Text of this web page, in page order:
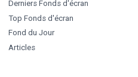
Derniers Fonds d'écran
Top Fonds d'écran
Fond du Jour
Articles